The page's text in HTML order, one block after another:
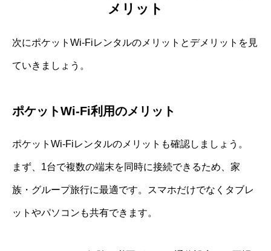
メリット
次にポケットWi-Fiレンタルのメリットとデメリットを見
ていきましょう。
ポケットWi-Fi利用のメリット
ポケットWi-Fiレンタルのメリットも確認しましょう。
まず、1台で複数の端末を同時に接続できるため、家
族・グループ旅行に最適です。スマホだけでなくタブレ
ットやパソコンも共有できます。